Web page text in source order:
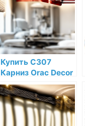
Купить C307
Карниз Orac Decor
Полиуретан Orac
Decor по низкой
цене в интернет-
магазине